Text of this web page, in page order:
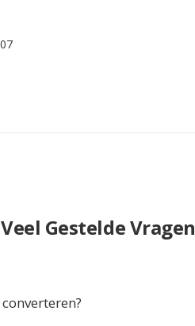
Veel Gestelde Vragen